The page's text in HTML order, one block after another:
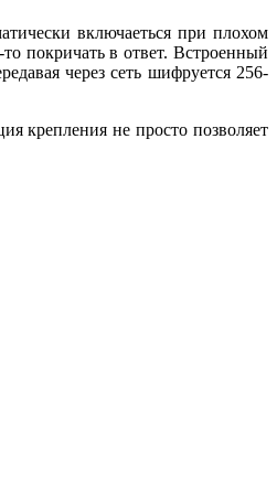
включаеться при плохом
покричать в ответ. Встроенный
через сеть шифруется 256-
крепления не просто позволяет